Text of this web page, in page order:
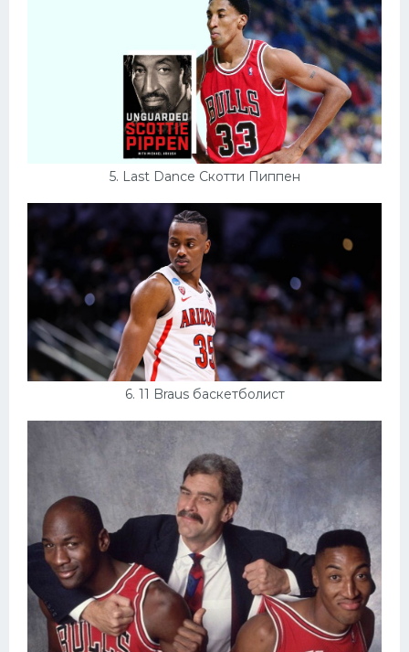
5. Last Dance Скотти Пиппен
6. 11 Braus баскетболист